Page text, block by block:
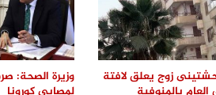
زوج يعلق لافتة
بالمنوفية
وزيرة الصحة:
لمصابى كورونا